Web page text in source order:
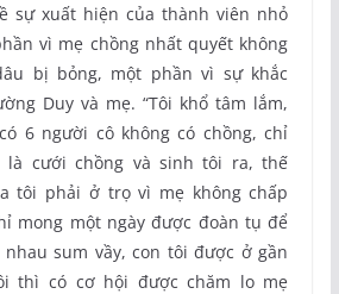
sự xuất hiện của thành viên nhỏ
vì mẹ chồng nhất quyết không
bị bỏng, một phần vì sự khắc
Duy và mẹ. “Tôi khổ tâm lắm,
6 người cô không có chồng, chỉ
là cưới chồng và sinh tôi ra, thế
tôi phải ở trọ vì mẹ không chấp
mong một ngày được đoàn tụ để
sum vầy, con tôi được ở gần
thì có cơ hội được chăm lo mẹ